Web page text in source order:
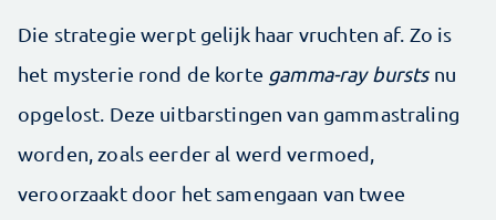
Die strategie werpt gelijk haar vruchten af. Zo is
het mysterie rond de korte gamma-ray burstsnu
opgelost. Deze uitbarstingen van gammastraling
worden, zoals eerder al werd vermoed,
veroorzaakt door het samengaan van twee